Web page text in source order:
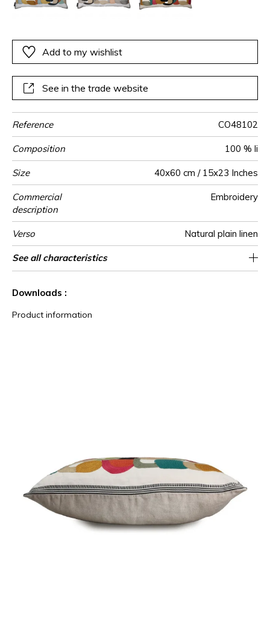
Add to my wishlist
See in the trade website
Reference CO48102
Composition 100 % li
Size 40x60 cm / 15x23 Inches
Commercial
description
Embroidery
Verso Natural plain linen
Finition Braid
Closing Invisible zipper
Care
Country of
origin
Tunisia
See all characteristics
Downloads :
Product information